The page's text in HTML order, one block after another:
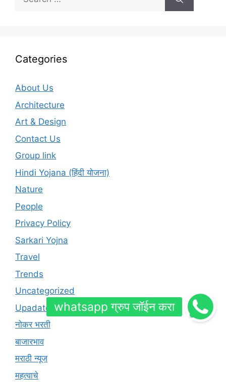
for:
Categories
About Us
Architecture
Art & Design
Contact Us
Group link
Hindi Yojana (हिंदी योजना)
Nature
People
Privacy Policy
Sarkari Yojna
Travel
Trends
Uncategorized
Upadates
नोकर भरती
बाजारभाव
मराठी न्यूज
महत्वाचे